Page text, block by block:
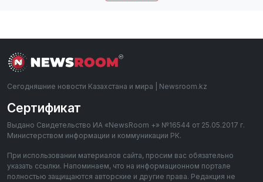
Сегодняшние новости Казахстана и мира | Newsroom.kz
Сертификат
Выдано Свидетельство ИА «NewsRoom +» №16544 от 25.05.2017 г.
Министерством информации и коммуникации РК.
При использовании материалов сайта, просим вас обязательно
указать ссылки. Напоминаем, что на информационном портале
полностью защищаются авторские и другие права. Редакция не